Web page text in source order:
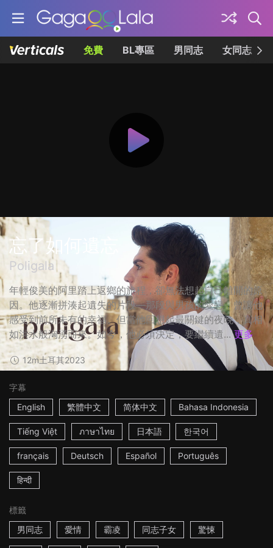
免費 BL專區 男同志 女同志
忘了如何遺忘
Poligala
年輕俊美的阿里踏上返鄉的旅程，卻無法想起自己離開的原
因。他逐漸拼湊起遺失的片段—那段與男孩的愛戀，曾讓他
感受到前所未有的幸福。但當他回想起最關鍵的夜晚，真相
如洪水般洶湧而來。如今，他必須決定，要繼續遺... 更多
12m土耳其2023
字幕
English
繁體中文 简体中文 Bahasa Indonesia
Tiếng Việt ภาษาไทย 日本語 한국어
français Deutsch Español Português
हिन्दी
標籤
男同志
愛情 霸凌 同志子女 驚悚